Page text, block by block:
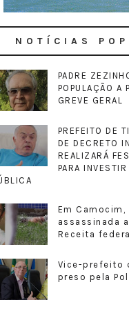
NOTÍCIAS
PADRE
POPULAÇÃO A
GREVE GERAL
PREFEITO DE
DE DECRETO
REALIZARÁ
PARA
Em
assassinada
Receita
Vice-prefeito
preso pela